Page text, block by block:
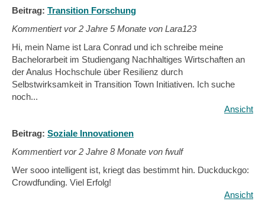
Beitrag: Transition Forschung
Kommentiert vor2 Jahre 5 Monate von Lara123
Hi, mein Name ist Lara Conrad und ich schreibe meine
Bachelorarbeit im Studiengang Nachhaltiges Wirtschaften an
der Analus Hochschule über Resilienz durch
Selbstwirksamkeit in Transition Town Initiativen. Ich suche
noch...
Ansicht
Beitrag: Soziale Innovationen
Kommentiert vor2 Jahre 8 Monate von fwulf
Wer sooo intelligent ist, kriegt das bestimmt hin. Duckduckgo:
Crowdfunding. Viel Erfolg!
Ansicht